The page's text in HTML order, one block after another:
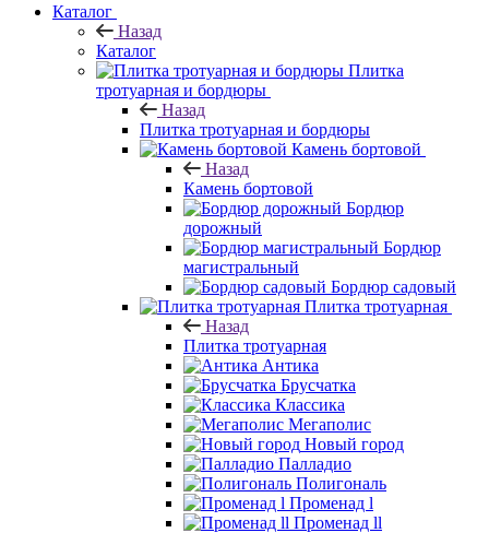
Каталог
Назад
Каталог
Плитка
тротуарная и бордюры
Назад
Плитка тротуарная и бордюры
Камень бортовой
Назад
Камень бортовой
Бордюр
дорожный
Бордюр
магистральный
Бордюр садовый
Плитка тротуарная
Назад
Плитка тротуарная
Антика
Брусчатка
Классика
Мегаполис
Новый город
Палладио
Полигональ
Променад l
Променад ll